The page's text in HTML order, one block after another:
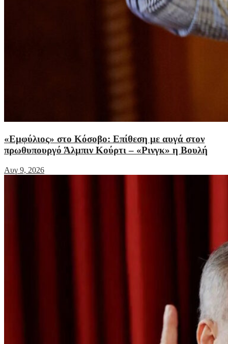
«Εμφύλιος» στο Κόσοβο: Επίθεση με αυγά στον
πρωθυπουργό Άλμπιν Κούρτι – «Ρινγκ» η Βουλή
Αυγ 9, 2026